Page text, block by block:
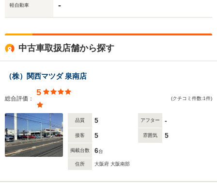
軽自動車 -
中古車取扱店舗から探す
（株）関西マツダ 泉南店
総合評価：
5
(クチコミ件数:1件)
品質 5 アフター -
接客 5 雰囲気 5
掲載台数 6台
住所 大阪府 大阪南部